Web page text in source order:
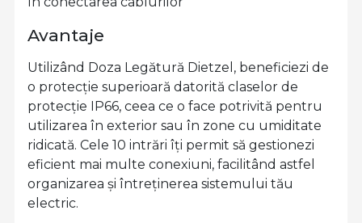
Avantaje
Utilizând Doza Legătură Dietzel, beneficiezi de
o protecție superioară datorită claselor de
protecție IP66, ceea ce o face potrivită pentru
utilizarea în exterior sau în zone cu umiditate
ridicată. Cele 10 intrări îți permit să gestionezi
eficient mai multe conexiuni, facilitând astfel
organizarea și întreținerea sistemului tău
electric.